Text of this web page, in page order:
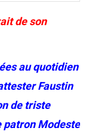
de son
au quotidien
Faustin
de triste
patron Modeste